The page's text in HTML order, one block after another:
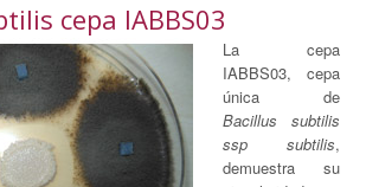
cepa IABBS03
La cepa
IABBS03, cepa
única de
Bacillus subtilis
ssp subtilis,
demuestra su